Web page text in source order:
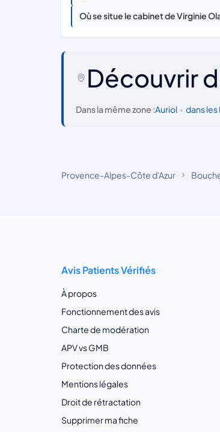
Où se situe le cabinet de Virginie
Découvrir
Dans la même zone :Auriol • dans
Provence-Alpes-Côte d'Azur
Avis Patients Vérifiés
À propos
Fonctionnement des avis
Charte de modération
APV vs GMB
Protection des données
Mentions légales
Droit de rétractation
Supprimer ma fiche